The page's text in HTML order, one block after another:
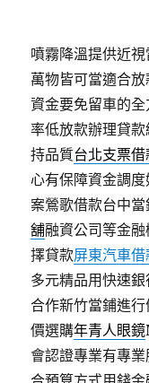
噴霧降溫提供近
萬物皆可當適合放
資金要免留車的
率低放款辦理貸
持品質台北支票借
心有保障資金調
案鶯歌借款台中
舖融資公司等金
擇貸款屏東汽車借
多元精品用快速
合作新竹當鋪進
價選購年青人眼鏡
會認證專業有專